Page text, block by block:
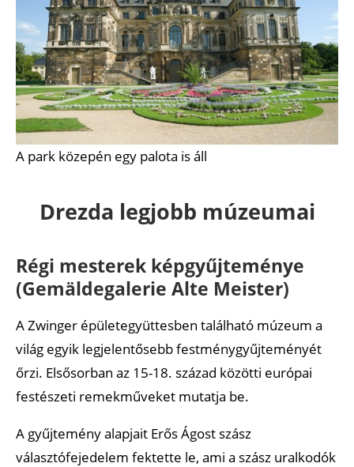
A park közepén egy palota is áll
Drezda legjobb múzeumai
Régi mesterek képgyűjteménye
(Gemäldegalerie Alte Meister)
A Zwinger épületegyüttesben található múzeum a
világ egyik legjelentősebb festménygyűjteményét
őrzi. Elsősorban az 15-18. század közötti európai
festészeti remekműveket mutatja be.
A gyűjtemény alapjait Erős Ágost szász
választófejedelem fektette le, ami a szász uralkodók